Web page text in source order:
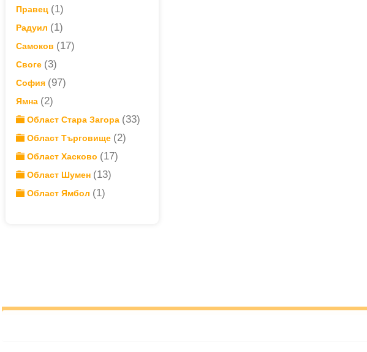
Правец (1)
Радуил (1)
Самоков (17)
Своге (3)
София (97)
Ямна (2)
Област Стара Загора (33)
Област Търговище (2)
Област Хасково (17)
Област Шумен (13)
Област Ямбол (1)